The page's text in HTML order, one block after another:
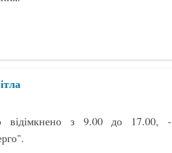
відімкнено з 9.00 до 17.00, -